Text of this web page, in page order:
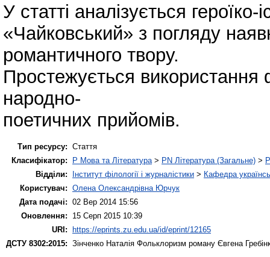
У статті аналізується
«Чайковський» з погляду
романтичного твору.
Простежується використання
народно-
поетичних прийомів.
Тип ресурсу: Стаття
Класифікатор:
P Мова та Література > PN Література (Загальне) >
Відділи:
Інститут філології і журналістики > Кафедра
Користувач: Олена Олександрівна Юрчук
Дата подачі: 02 Вер 2014 15:56
Оновлення:
15 Серп 2015 10:39
URI: https://eprints.zu.edu.ua/id/eprint/12165
ДСТУ 8302:2015: Зінченко Наталія Фольклоризм роману Євгена